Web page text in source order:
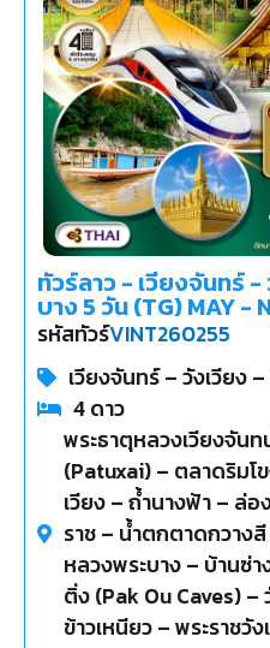
ทัวร์ลาว - เวียงจันทร์
บาง 5 วัน (TG) MAY -
รหัสทัวร์VINT260255
เวียงจันทร์ – วังเวียง
4ดาว
พระธาตุหลวงเวียงจัน
(Patuxai) – ตลาดริมโ
เวียง – ถ้ำนางฟ้า – ล่
ราช – น้ำตกตาดกวาง
หลวงพระบาง – บ้านซ่า
ติ่ง (Pak Ou Caves)
ข้าวเหนียว – พระราชวั